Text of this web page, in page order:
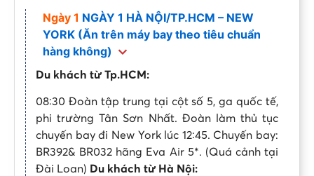
Ngày 1 NGÀY 1 HÀ NỘI/TP.HCM – NEW
YORK (Ăn trên máy bay theo tiêu chuẩn
hàng không)
Du khách từ Tp.HCM:
08:30 Đoàn tập trung tại cột số 5, ga quốc tế,
phi trường Tân Sơn Nhất. Đoàn làm thủ tục
chuyến bay đi New York lúc 12:45. Chuyến bay:
BR392& BR032 hãng Eva Air 5*. (Quá cảnh tại
Đài Loan) Du khách từ Hà Nội: